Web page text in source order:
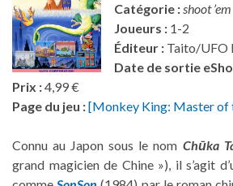
Catégorie :shoot
Joueurs : 1-2
Éditeur : Taito/UFO
Date de sortie
Prix :4,99 €
Page du jeu :[Monkey King: Master of
Connu au Japon sous le nom Chūka
grand magicien de Chine »), il s’agit